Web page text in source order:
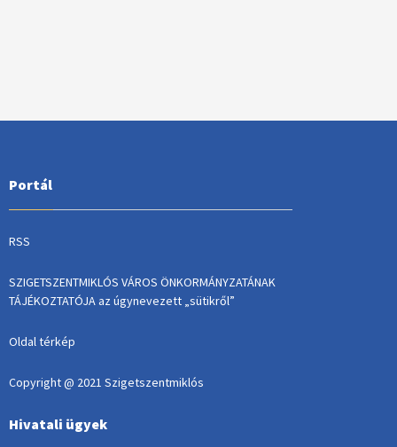
Portál
RSS
SZIGETSZENTMIKLÓS VÁROS ÖNKORMÁNYZATÁNAK
TÁJÉKOZTATÓJA az úgynevezett „sütikről”
Oldal térkép
Copyright @ 2021 Szigetszentmiklós
Hivatali ügyek